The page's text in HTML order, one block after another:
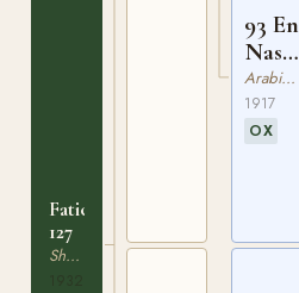
Fatich
127
Shagya-arab
93 En
Nasira
II oxArabiskt Fullblod
1917
OX